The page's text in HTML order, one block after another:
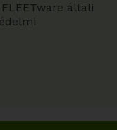
általi